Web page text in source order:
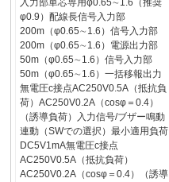
入力部単芯専用φ0.65∼1.6（推奨
φ0.9）配線長信号入力部
200m（φ0.65∼1.6）信号入力部
200m（φ0.65∼1.6）電源出力部
50m（φ0.65∼1.6）信号入力部
50m（φ0.65∼1.6）一括移報出力
無電圧c接点AC250V0.5A（抵抗負
荷）AC250V0.2A（cosφ＝0.4）
（誘導負荷）入力信号/ブザー鳴動
連動（SWでの選択）最小適用負荷
DC5V1mA無電圧c接点
AC250V0.5A（抵抗負荷）
AC250V0.2A（cosφ＝0.4）（誘導